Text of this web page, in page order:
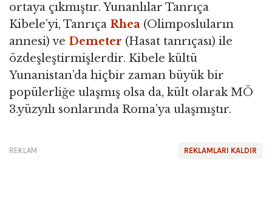
ortaya çıkmıştır. Yunanlılar Tanrıça
Kibele’yi, Tanrıça Rhea (Olimposluların
annesi) ve Demeter (Hasat tanrıçası) ile
özdeşleştirmişlerdir. Kibele kültü
Yunanistan’da hiçbir zaman büyük bir
popülerliğe ulaşmış olsa da, kült olarak MÖ
3.yüzyılı sonlarında Roma’ya ulaşmıştır.
REKLAMLARI KALDIR
REKLAM